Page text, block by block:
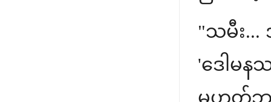
"သမီး...
'ဒေါမ
မဟုတ်ဘူ